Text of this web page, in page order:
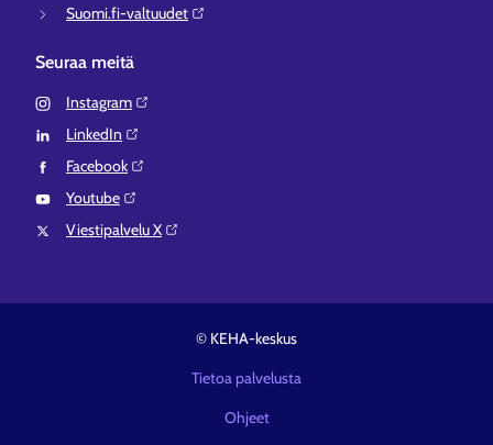
Suomi.fi-valtuudet⁠
Seuraa meitä
Instagram⁠
LinkedIn⁠
Facebook⁠
Youtube⁠
Viestipalvelu X⁠
© KEHA-keskus
Tietoa palvelusta
Ohjeet